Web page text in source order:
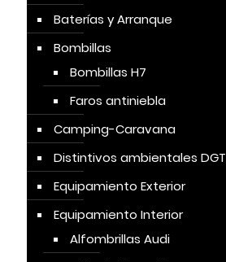
Baterías y Arranque
Bombillas
Bombillas H7
Faros antiniebla
Camping-Caravana
Distintivos ambientales DGT
Equipamiento Exterior
Equipamiento Interior
Alfombrillas Audi